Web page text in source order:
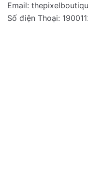
Email:
Số điện Thoại: